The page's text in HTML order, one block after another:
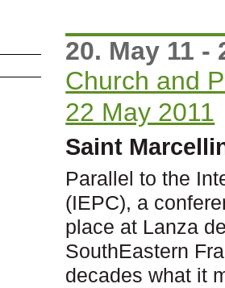
20. May 11 -
Church and
22 May 2011
Saint
Parallel to the
(IEPC), a
place at Lanza
SouthEastern
decades what it